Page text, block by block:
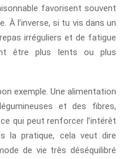
favorisent souvent
À l’inverse, si tu vis dans un
irréguliers et de fatigue
être plus lents ou plus
exemple. Une alimentation
et des fibres,
qui peut renforcer l’intérêt
la pratique, cela veut dire
de vie très déséquilibré